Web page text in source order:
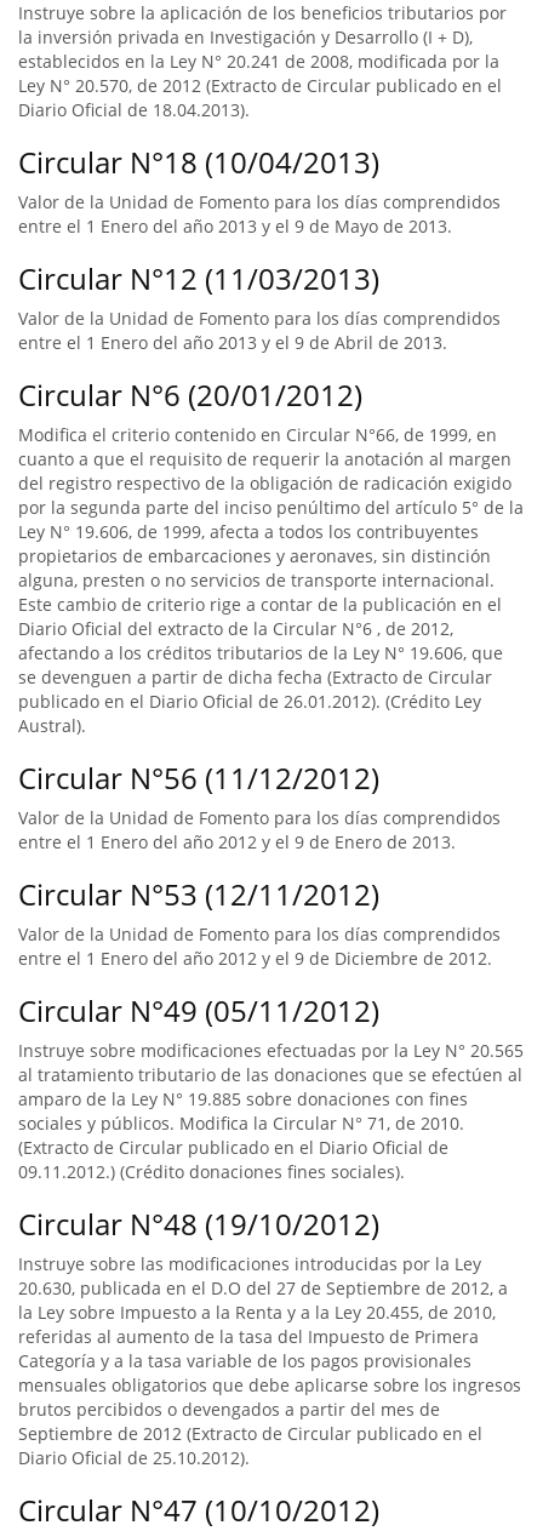
Instruye sobre la aplicación de los beneficios tributarios por
la inversión privada en Investigación y Desarrollo (I + D),
establecidos en la Ley N° 20.241 de 2008, modificada por la
Ley N° 20.570, de 2012 (Extracto de Circular publicado en el
Diario Oficial de 18.04.2013).
Circular N°18 (10/04/2013)
Valor de la Unidad de Fomento para los días comprendidos
entre el 1 Enero del año 2013 y el 9 de Mayo de 2013.
Circular N°12 (11/03/2013)
Valor de la Unidad de Fomento para los días comprendidos
entre el 1 Enero del año 2013 y el 9 de Abril de 2013.
Circular N°6 (20/01/2012)
Modifica el criterio contenido en Circular N°66, de 1999, en
cuanto a que el requisito de requerir la anotación al margen
del registro respectivo de la obligación de radicación exigido
por la segunda parte del inciso penúltimo del artículo 5° de la
Ley N° 19.606, de 1999, afecta a todos los contribuyentes
propietarios de embarcaciones y aeronaves, sin distinción
alguna, presten o no servicios de transporte internacional.
Este cambio de criterio rige a contar de la publicación en el
Diario Oficial del extracto de la Circular N°6 , de 2012,
afectando a los créditos tributarios de la Ley N° 19.606, que
se devenguen a partir de dicha fecha (Extracto de Circular
publicado en el Diario Oficial de 26.01.2012). (Crédito Ley
Austral).
Circular N°56 (11/12/2012)
Valor de la Unidad de Fomento para los días comprendidos
entre el 1 Enero del año 2012 y el 9 de Enero de 2013.
Circular N°53 (12/11/2012)
Valor de la Unidad de Fomento para los días comprendidos
entre el 1 Enero del año 2012 y el 9 de Diciembre de 2012.
Circular N°49 (05/11/2012)
Instruye sobre modificaciones efectuadas por la Ley N° 20.565
al tratamiento tributario de las donaciones que se efectúen al
amparo de la Ley N° 19.885 sobre donaciones con fines
sociales y públicos. Modifica la Circular N° 71, de 2010.
(Extracto de Circular publicado en el Diario Oficial de
09.11.2012.) (Crédito donaciones fines sociales).
Circular N°48 (19/10/2012)
Instruye sobre las modificaciones introducidas por la Ley
20.630, publicada en el D.O del 27 de Septiembre de 2012, a
la Ley sobre Impuesto a la Renta y a la Ley 20.455, de 2010,
referidas al aumento de la tasa del Impuesto de Primera
Categoría y a la tasa variable de los pagos provisionales
mensuales obligatorios que debe aplicarse sobre los ingresos
brutos percibidos o devengados a partir del mes de
Septiembre de 2012 (Extracto de Circular publicado en el
Diario Oficial de 25.10.2012).
Circular N°47 (10/10/2012)